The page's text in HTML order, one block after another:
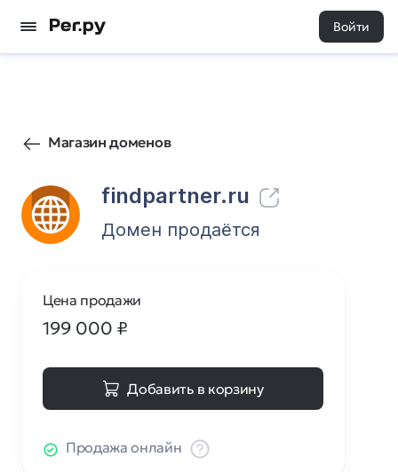
Войти
Магазин доменов
findpartner.ru
66 0
Домен продаётся
Цена продажи
199 000 ₽
Добавить в корзину
Продажа онлайн